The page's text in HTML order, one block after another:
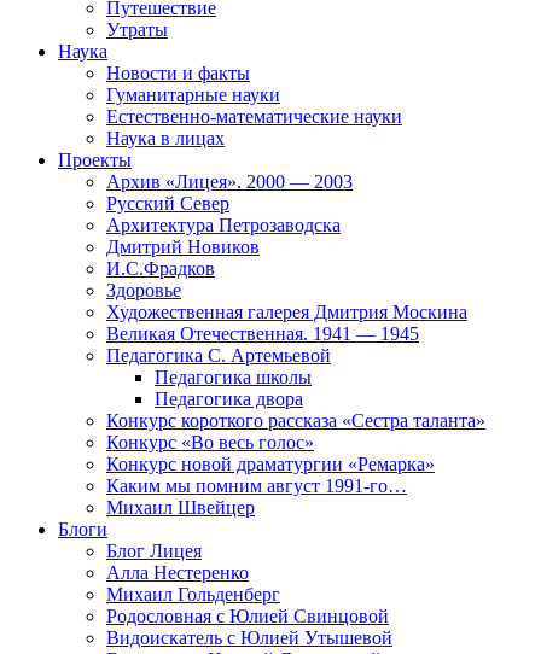
Путешествие
Утраты
Наука
Новости и факты
Гуманитарные науки
Естественно-математические науки
Наука в лицах
Проекты
Архив «Лицея». 2000 — 2003
Русский Север
Архитектура Петрозаводска
Дмитрий Новиков
И.С.Фрадков
Здоровье
Художественная галерея Дмитрия Москина
Великая Отечественная. 1941 — 1945
Педагогика С. Артемьевой
Педагогика школы
Педагогика двора
Конкурс короткого рассказа «Сестра таланта»
Конкурс «Во весь голос»
Конкурс новой драматургии «Ремарка»
Каким мы помним август 1991-го…
Михаил Швейцер
Блоги
Блог Лицея
Алла Нестеренко
Михаил Гольденберг
Родословная с Юлией Свинцовой
Видоискатель с Юлией Утышевой